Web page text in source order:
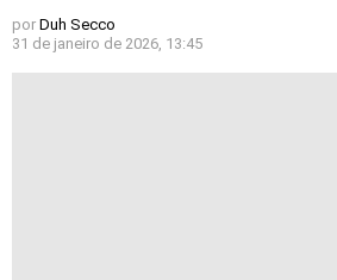
por Duh Secco
31 de janeiro de 2026, 13:45